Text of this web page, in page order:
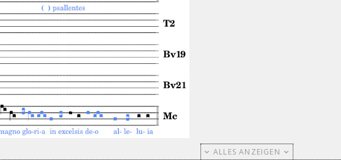
ALLES ANZEIGEN